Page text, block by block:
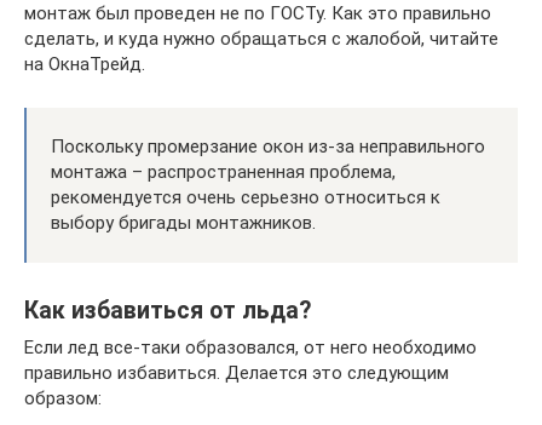
монтаж был проведен не по ГОСТу. Как это правильно
сделать, и куда нужно обращаться с жалобой, читайте
на ОкнаТрейд.
Поскольку промерзание окон из-за неправильного
монтажа – распространенная проблема,
рекомендуется очень серьезно относиться к
выбору бригады монтажников.
Как избавиться от льда?
Если лед все-таки образовался, от него необходимо
правильно избавиться. Делается это следующим
образом: